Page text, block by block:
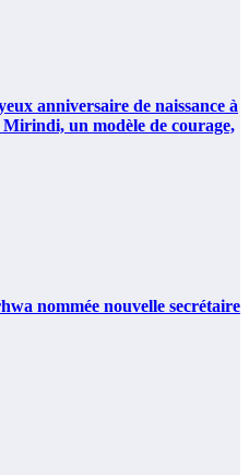
anniversaire de naissance à
un modèle de courage,
nommée nouvelle secrétaire